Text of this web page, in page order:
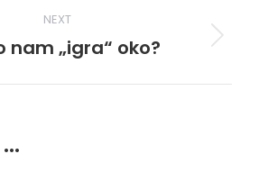
NEXT
Next
nam „igra“ oko?